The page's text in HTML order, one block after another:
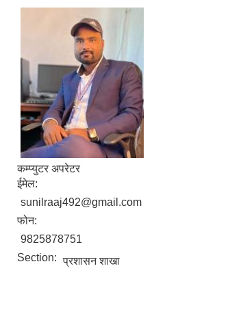
कम्प्युटर अपरेटर
ईमेल:
sunilraaj492@gmail.com
फोन:
9825878751
Section: प्रशासन शाखा